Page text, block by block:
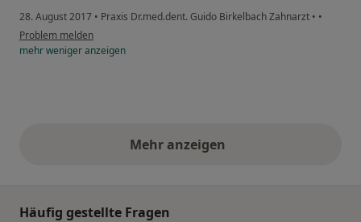
28. August 2017 • Praxis Dr.med.dent. Guido Birkelbach Zahnarzt • •
Problem melden
mehrwenigeranzeigen
Mehr anzeigenobige Stellungnahmen
Häufig gestellte Fragen